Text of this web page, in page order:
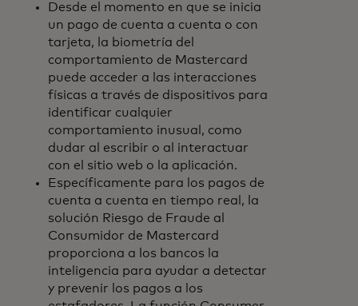
Desde el momento en que se inicia
un pago de cuenta a cuenta o con
tarjeta, la biometría del
comportamiento de Mastercard
puede acceder a las interacciones
físicas a través de dispositivos para
identificar cualquier
comportamiento inusual, como
dudar al escribir o al interactuar
con el sitio web o la aplicación.
Específicamente para los pagos de
cuenta a cuenta en tiempo real, la
solución Riesgo de Fraude al
Consumidor de Mastercard
proporciona a los bancos la
inteligencia para ayudar a detectar
y prevenir los pagos a los